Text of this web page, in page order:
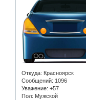
Откуда: Красноярск
Сообщений: 1096
Уважение: +57
Пол: Мужской